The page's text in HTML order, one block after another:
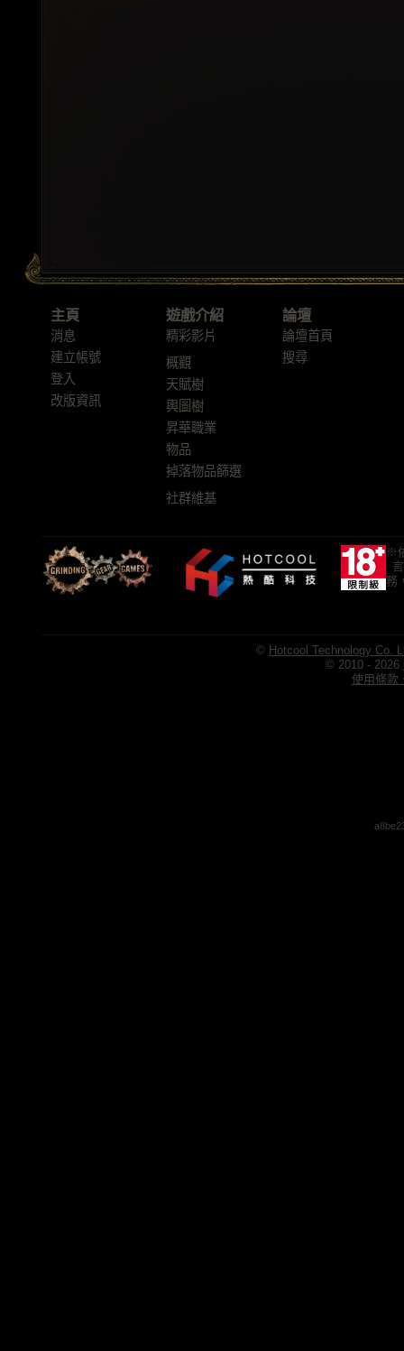
主頁
消息
建立帳號
登入
改版資訊
遊戲介紹
精彩影片
概觀
天賦樹
輿圖樹
昇華職業
物品
掉落物品篩選
社群維基
論壇
論壇首頁
搜尋
※
務
© Hotcool Technology Co.
© 2010 - 2026
使用條款